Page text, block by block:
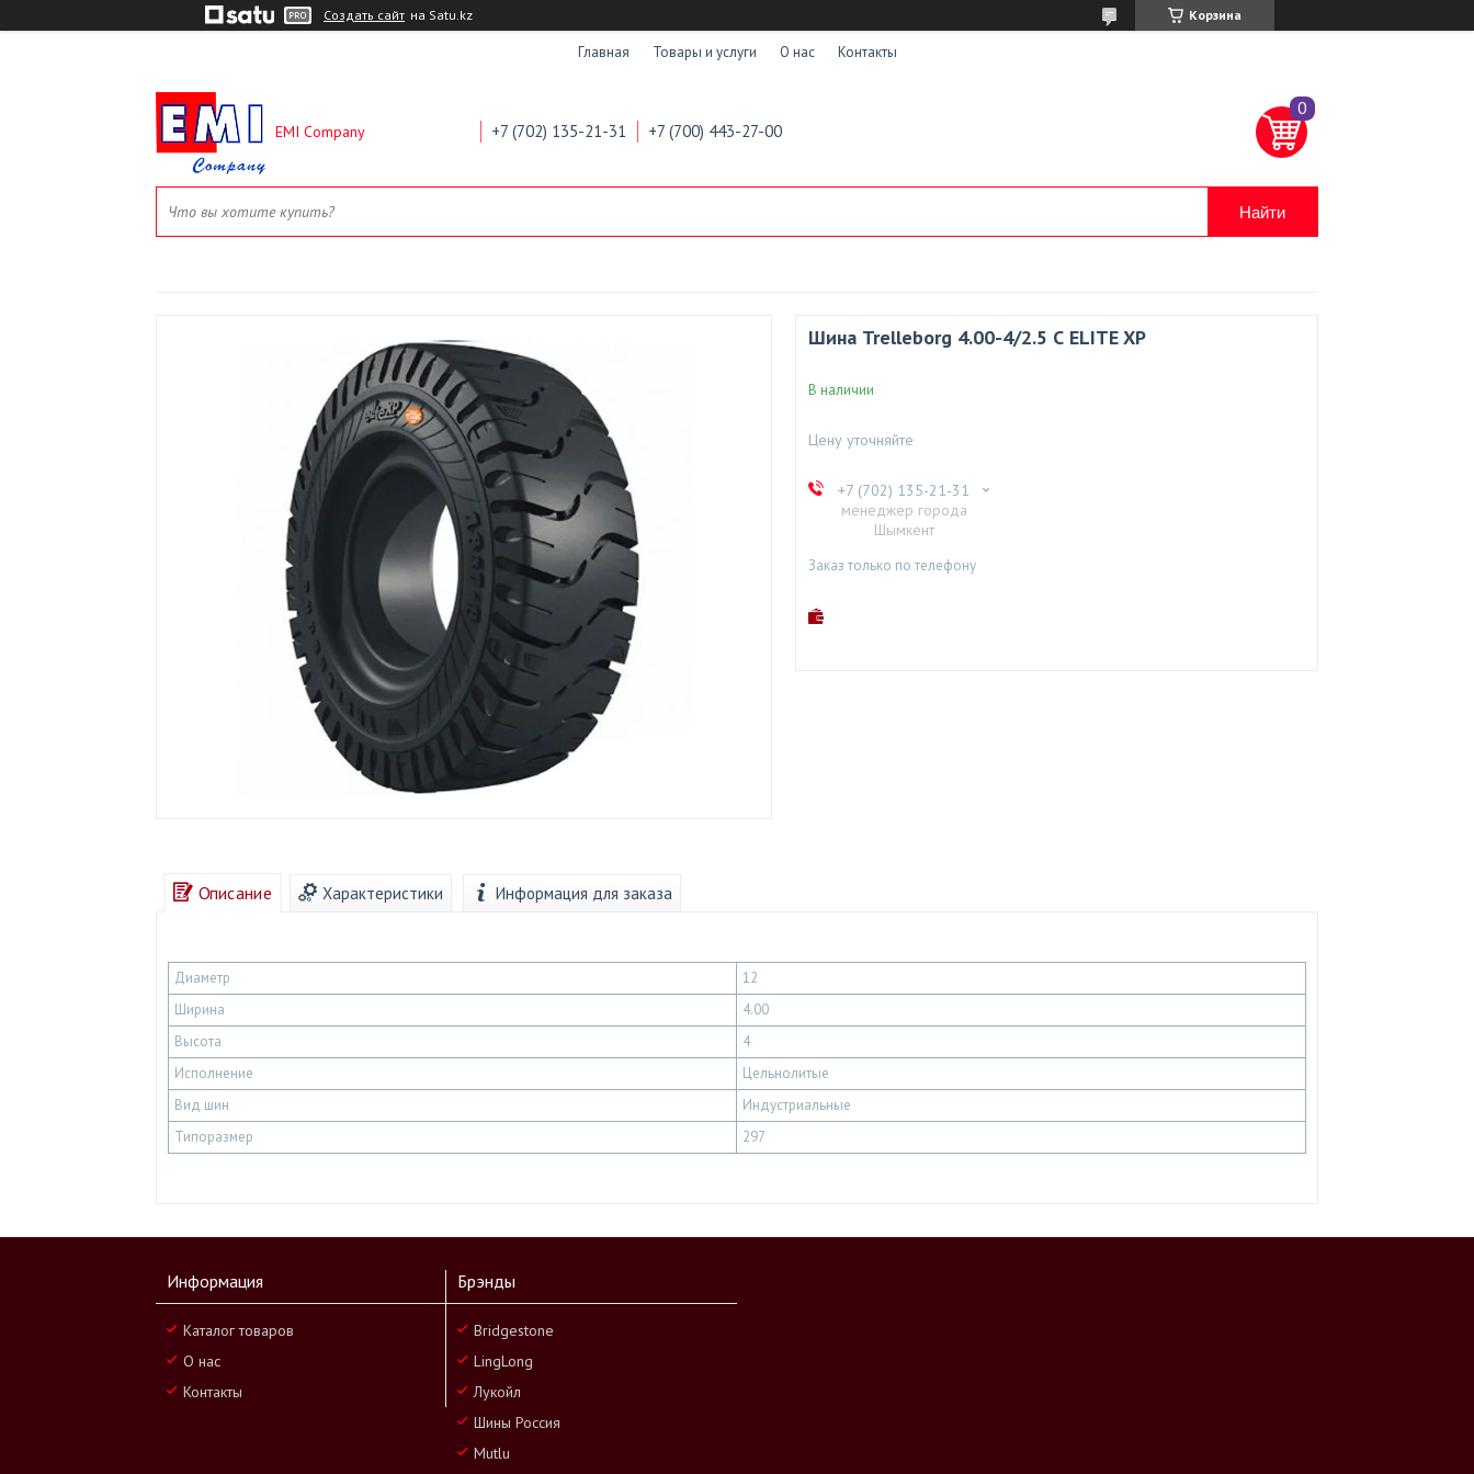
Создать сайт на Satu.kz Корзина
Главная Товары и услуги О нас Контакты
EMI Company +7 (702) 135-21-31 +7 (700) 443-27-00
Найти
Шина Trelleborg 4.00-4/2.5 С ELITE XP
В наличии
Цену уточняйте
+7 (702) 135-21-31
менеджер города
Шымкент
Заказ только по телефону
Описание Характеристики Информация для заказа
Диаметр
12
Ширина
4.00
Высота
4
Исполнение
Цельнолитые
Вид шин
Индустриальные
Типоразмер
297
Информация
Каталог товаров
О нас
Контакты
Брэнды
Bridgestone
LingLong
Лукойл
Шины Россия
Mutlu